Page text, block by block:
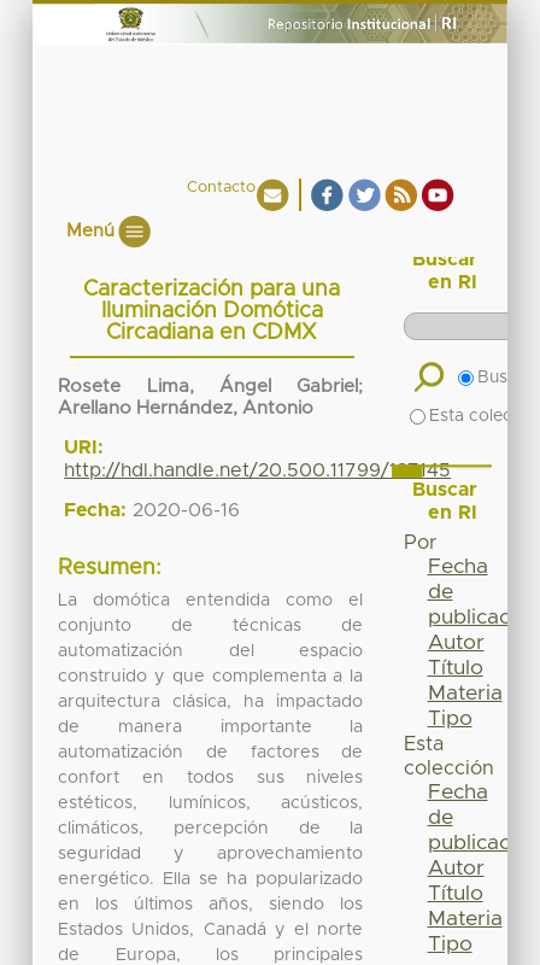
Contacto
Menú
Caracterización para una
Iluminación Domótica
Circadiana en CDMX
Rosete Lima, Ángel Gabriel ;
Arellano Hernández, Antonio
URI:
http://hdl.handle.net/20.500.11799/137145
Fecha: 2020-06-16
Resumen:
La domótica entendida como el
conjunto de técnicas de
automatización del espacio
construido y que complementa a la
arquitectura clásica, ha impactado
de manera importante la
automatización de factores de
confort en todos sus niveles
estéticos, lumínicos, acústicos,
climáticos, percepción de la
seguridad y aprovechamiento
energético. Ella se ha popularizado
en los últimos años, siendo los
Estados Unidos, Canadá y el norte
de Europa, los principales
Buscar
en RI
Buscar
Esta
Buscar
en RI
Por
Fecha
de
publicación
Autor
Título
Materia
Tipo
Esta
colección
Fecha
de
publicación
Autor
Título
Materia
Tipo